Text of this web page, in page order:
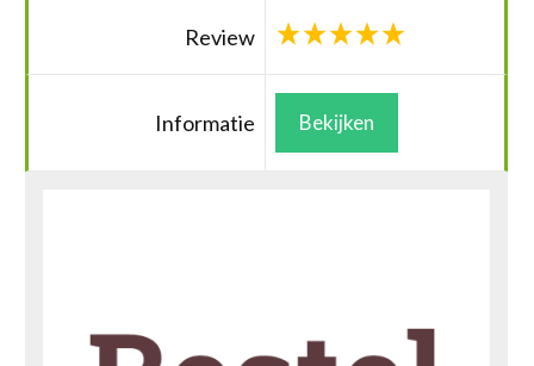
Review
Informatie Bekijken